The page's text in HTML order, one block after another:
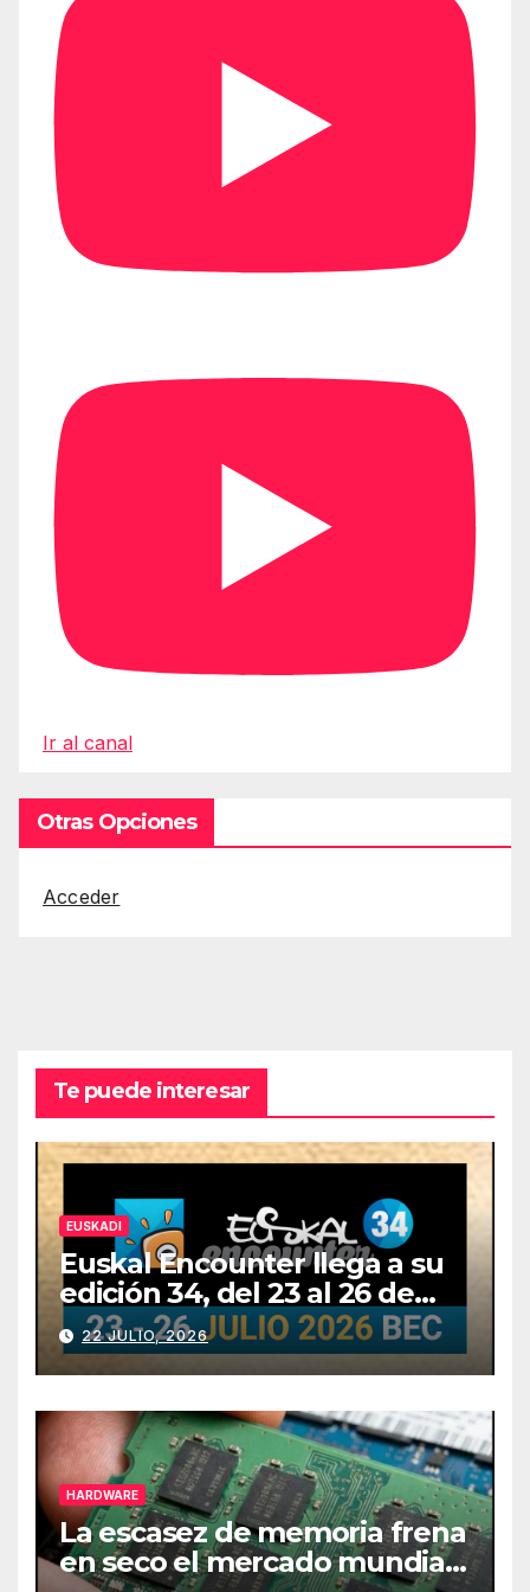
Ir al canal
Otras Opciones
Acceder
Te puede interesar
EUSKADI
Euskal Encounter llega a su
edición 34, del 23 al 26 de
julio
22 JULIO, 2026
HARDWARE
La escasez de memoria frena
en seco el mercado mundial